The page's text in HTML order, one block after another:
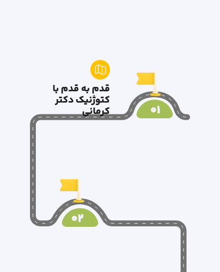
قدم به قدم با
کتوژنیک دکتر
کرمانی 01
02